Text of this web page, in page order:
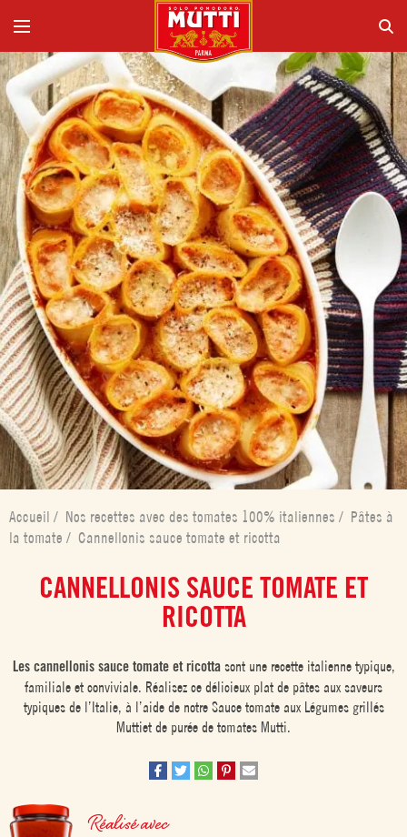
Accueil / Nos recettes avec des tomates 100% italiennes / Pâtes à
la tomate / Cannellonis sauce tomate et ricotta
CANNELLONIS SAUCE TOMATE ET
RICOTTA
Les cannellonis sauce tomate et ricottasont une recette italienne typique,
familiale et conviviale. Réalisez ce délicieux plat de pâtes aux saveurs
typiques de l’Italie, à l’aide de notre Sauce tomate aux Légumes grillés
Muttiet de purée de tomates Mutti.
Réalisé avec